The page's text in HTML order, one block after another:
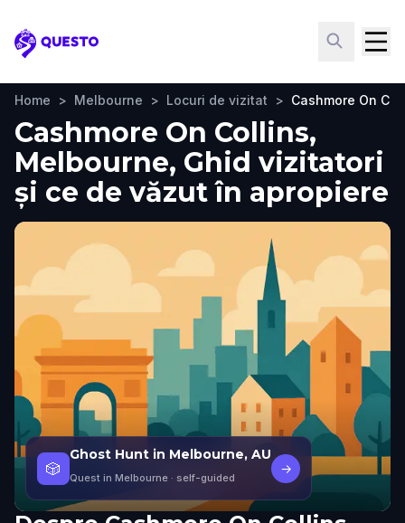
Questo
Home > Melbourne > Locuri de vizitat > Cashmore On
Cashmore On Collins,
Melbourne, Ghid vizitatori
și ce de văzut în apropiere
🎲
Ghost Hunt in Melbourne, AU
Quest in Melbourne · self-guided
→